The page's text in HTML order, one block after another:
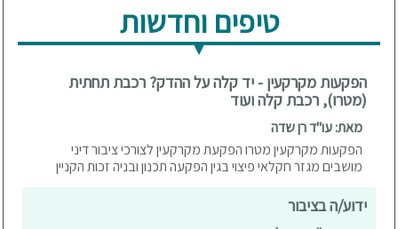
טיפים וחדשות
הפקעות מקרקעין - יד קלה על ההדק? רכבת תחתית
(מטרו), רכבת קלה ועוד
מאת: עו"ד רן שדה
הפקעות מקרקעין מטרו הפקעת מקרקעין לצורכי ציבור דיני
מושבים מגזר חקלאי פיצוי בגין הפקעה תכנון ובניה זכות הקניין
ידוע/ה בציבור